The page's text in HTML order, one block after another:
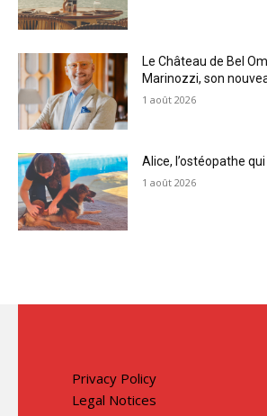
Le Château de Bel
Marinozzi, son
1 août 2026
Alice, l’ostéopathe
1 août 2026
Privacy Policy
Legal Notices